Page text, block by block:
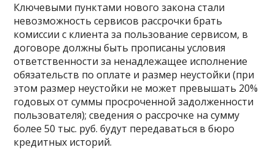
Ключевыми пунктами нового закона стали
невозможность сервисов рассрочки брать
комиссии с клиента за пользование сервисом, в
договоре должны быть прописаны условия
ответственности за ненадлежащее исполнение
обязательств по оплате и размер неустойки (при
этом размер неустойки не может превышать 20%
годовых от суммы просроченной задолженности
пользователя); сведения о рассрочке на сумму
более 50 тыс. руб. будут передаваться в бюро
кредитных историй.